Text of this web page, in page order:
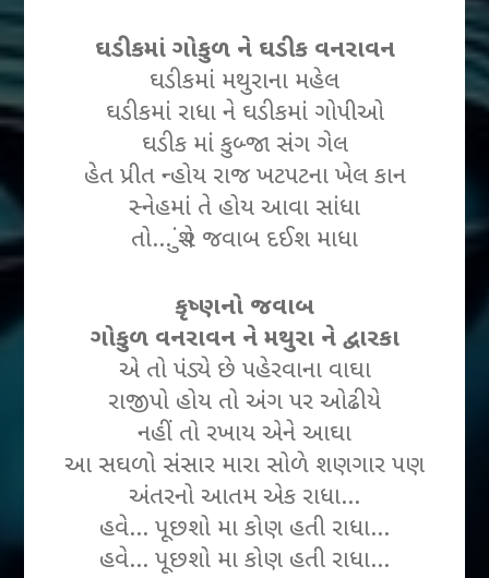
ઘડીકમાં ગોકુળ ને ઘડીક વનરાવન
ઘડીકમાં મથુરાના મહેલ
ઘડીકમાં રાધા ને ઘડીકમાં ગોપીઓ
ઘડીક માં કુબ્જા સંગ ગેલ
હેત પ્રીત ન્હોય રાજ ખટપટના ખેલ કાન
સ્નેહમાં તે હોય આવા સાંધા
તો… શું રે જવાબ દઈશ માધા
કૃષ્ણનો જવાબ
ગોકુળ વનરાવન ને મથુરા ને દ્વારકા
એ તો પંડ્યે છે પહેરવાના વાઘા
રાજીપો હોય તો અંગ પર ઓઢીયે
નહીં તો રખાય એને આઘા
આ સઘળો સંસાર મારા સોળે શણગાર પણ
અંતરનો આતમ એક રાધા…
હવે… પૂછશો મા કોણ હતી રાધા…
હવે… પૂછશો મા કોણ હતી રાધા…